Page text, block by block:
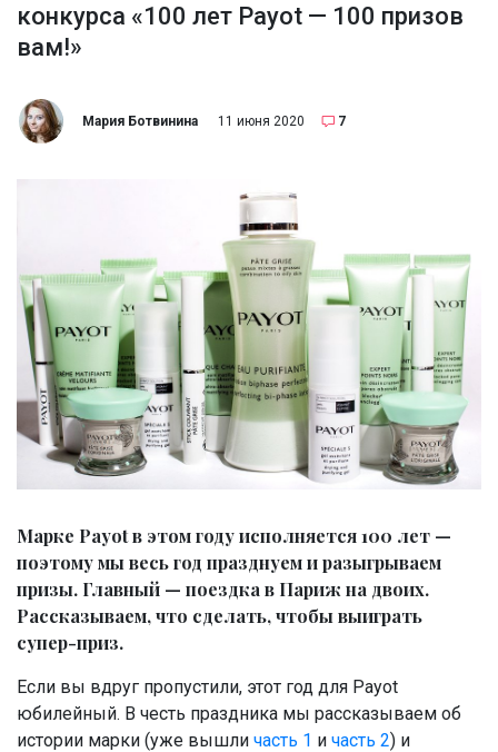
конкурса «100 лет Payot — 100 призов
вам!»
Мария Ботвинина 11 июня 2020 7
Марке Payot в этом году исполняется 100 лет —
поэтому мы весь год празднуем и разыгрываем
призы. Главный — поездка в Париж на двоих.
Рассказываем, что сделать, чтобы выиграть
супер-приз.
Если вы вдруг пропустили, этот год для Payot
юбилейный. В честь праздника мы рассказываем об
истории марки (уже вышли часть 1 и часть 2) и